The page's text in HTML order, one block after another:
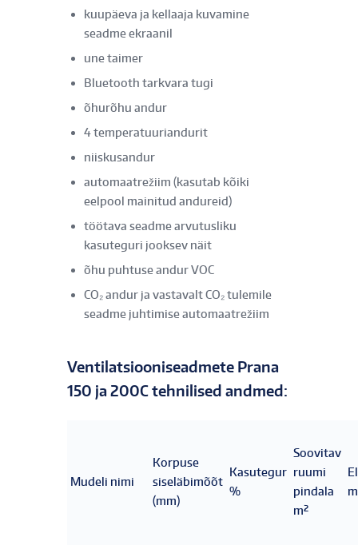
kuupäeva ja kellaaja kuvamine
seadme ekraanil
une taimer
Bluetooth tarkvara tugi
õhurõhu andur
4 temperatuuriandurit
niiskusandur
automaatrežiim (kasutab kõiki
eelpool mainitud andureid)
töötava seadme arvutusliku
kasuteguri jooksev näit
õhu puhtuse andur VOC
CO₂ andur ja vastavalt CO₂ tulemile
seadme juhtimise automaatrežiim
Ventilatsiooniseadmete Prana
150 ja 200C tehnilised andmed:
Mudeli nimi
Korpuse
siseläbimõõt
(mm)
Kasutegur
%
Soovitav
ruumi
pindala
m²